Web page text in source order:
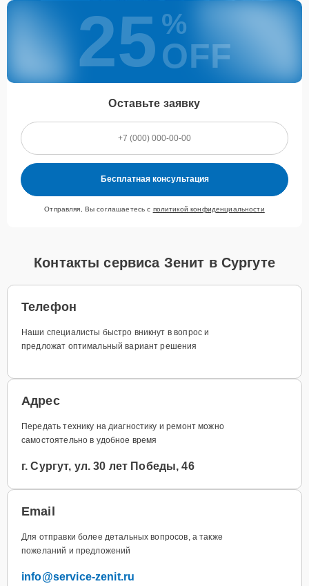
25 %
OFF
Оставьте заявку
Бесплатная консультация
Отправляя, Вы соглашаетесь с политикой конфиденциальности
Контакты сервиса Зенит в Сургуте
Телефон
Наши специалисты быстро вникнут в вопрос и
предложат оптимальный вариант решения
Адрес
Передать технику на диагностику и ремонт можно
самостоятельно в удобное время
г. Сургут, ул. 30 лет Победы, 46
Email
Для отправки более детальных вопросов, а также
пожеланий и предложений
info@service-zenit.ru